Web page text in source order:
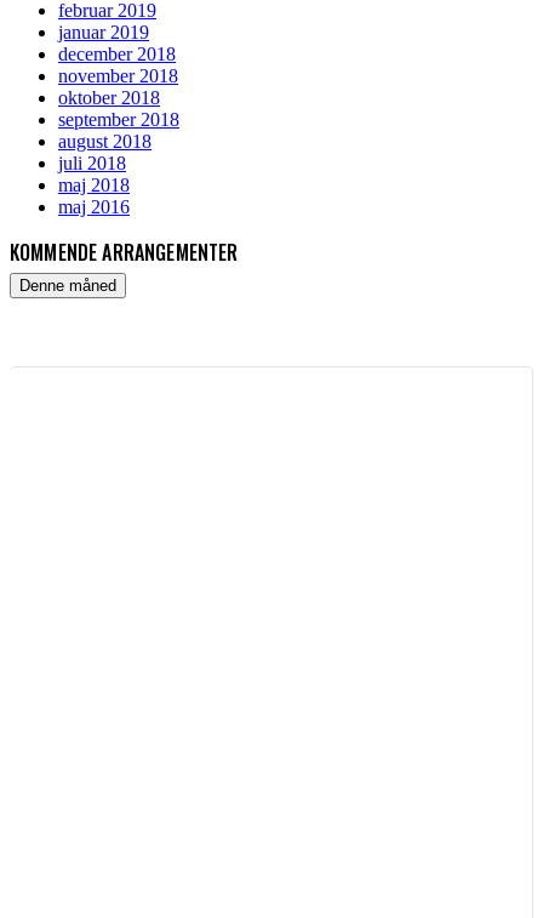
februar 2019
januar 2019
december 2018
november 2018
oktober 2018
september 2018
august 2018
juli 2018
maj 2018
maj 2016
KOMMENDE ARRANGEMENTER
Denne måned